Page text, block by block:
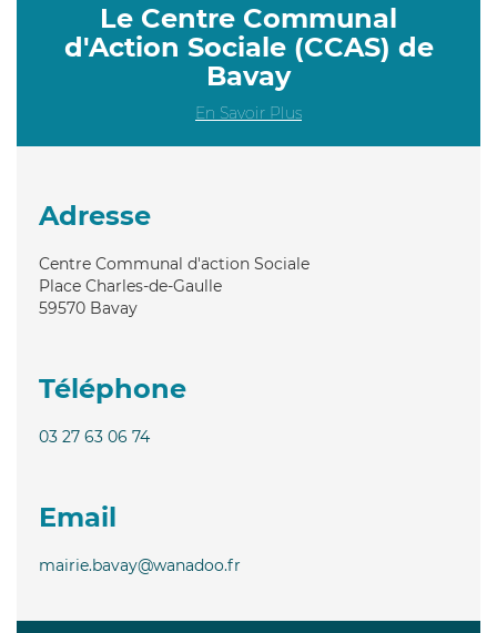
Le Centre Communal
d'Action Sociale (CCAS) de
Bavay
En Savoir Plus
Adresse
Centre Communal d'action Sociale
Place Charles-de-Gaulle
59570 Bavay
Téléphone
03 27 63 06 74
Email
mairie.bavay@wanadoo.fr